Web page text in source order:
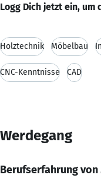
Logg Dich jetzt ein, um
Holztechnik Möbelbau
CNC-Kenntnisse CAD
Werdegang
Berufserfahrung